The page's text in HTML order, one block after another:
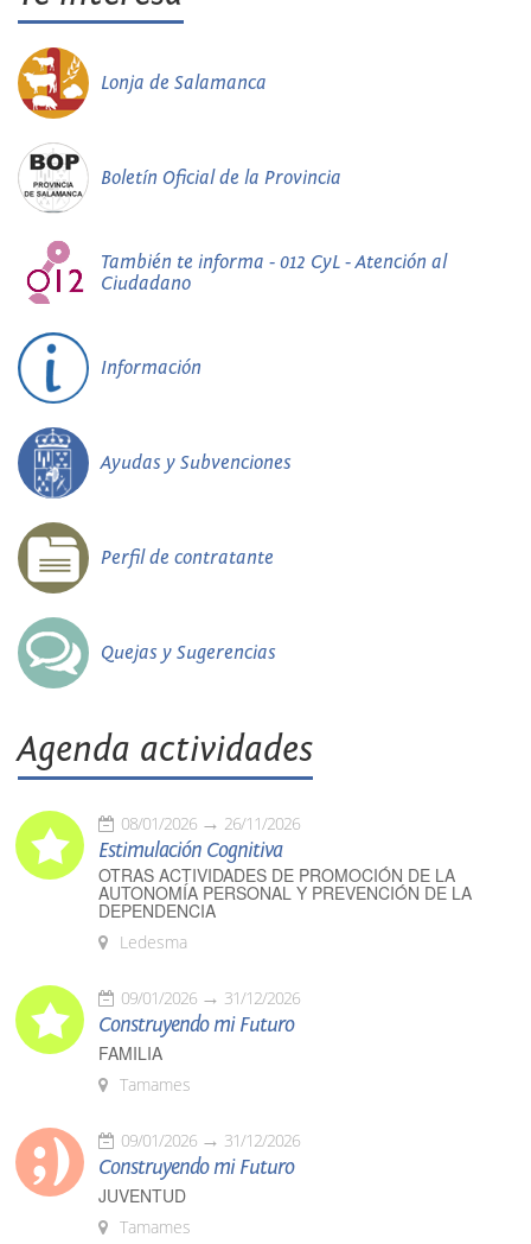
Lonja de Salamanca
Boletín Oficial de la Provincia
También te informa - 012 CyL - Atención al
Ciudadano
Información
Ayudas y Subvenciones
Perfil de contratante
Quejas y Sugerencias
Agenda actividades
08/01/2026 26/11/2026
Estimulación Cognitiva
OTRAS ACTIVIDADES DE PROMOCIÓN DE LA
AUTONOMÍA PERSONAL Y PREVENCIÓN DE LA
DEPENDENCIA
Ledesma
09/01/2026 31/12/2026
Construyendo mi Futuro
FAMILIA
Tamames
09/01/2026 31/12/2026
Construyendo mi Futuro
JUVENTUD
Tamames